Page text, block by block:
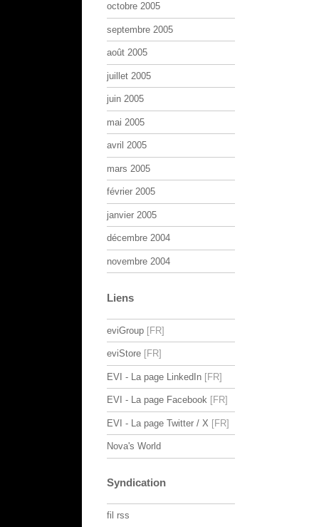
octobre 2005
septembre 2005
août 2005
juillet 2005
juin 2005
mai 2005
avril 2005
mars 2005
février 2005
janvier 2005
décembre 2004
novembre 2004
Liens
eviGroup
eviStore
EVI - La page LinkedIn
EVI - La page Facebook
EVI - La page Twitter / X
Nova's World
Syndication
fil rss